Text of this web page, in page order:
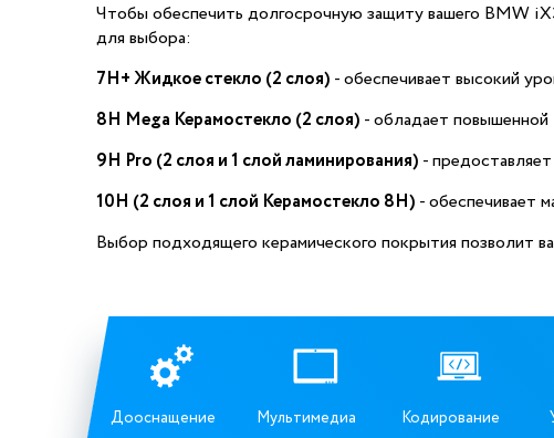
Чтобы обеспечить долгосрочную защиту вашего BMW
для выбора:
7H+ Жидкое стекло (2 слоя) - обеспечивает высокий
8H Mega Керамостекло (2 слоя) - обладает
9H Pro (2 слоя и 1 слой ламинирования) -
10H (2 слоя и 1 слой Керамостекло 8H) - обеспечивает
Выбор подходящего керамического покрытия позволит
Дооснащение Мультимедиа Кодирование